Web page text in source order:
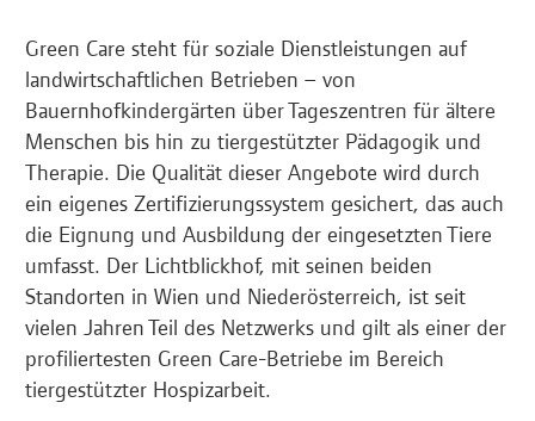
Green Care steht für soziale Dienstleistungen auf
landwirtschaftlichen Betrieben – von
Bauernhofkindergärten über Tageszentren für ältere
Menschen bis hin zu tiergestützter Pädagogik und
Therapie. Die Qualität dieser Angebote wird durch
ein eigenes Zertifizierungssystem gesichert, das auch
die Eignung und Ausbildung der eingesetzten Tiere
umfasst. Der Lichtblickhof, mit seinen beiden
Standorten in Wien und Niederösterreich, ist seit
vielen Jahren Teil des Netzwerks und gilt als einer der
profiliertesten Green Care-Betriebe im Bereich
tiergestützter Hospizarbeit.